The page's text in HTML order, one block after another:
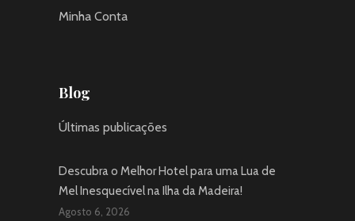
Minha Conta
Blog
Últimas publicações
Descubra o Melhor Hotel para uma Lua de
Mel Inesquecível na Ilha da Madeira!
Agosto 6, 2026